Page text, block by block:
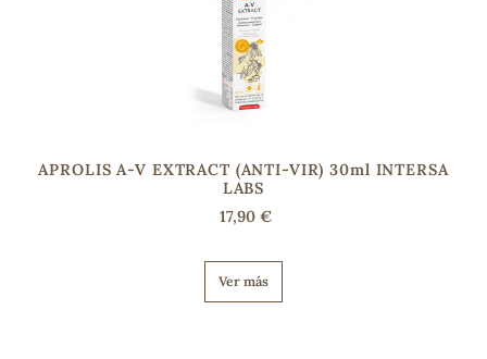
APROLIS A-V EXTRACT (ANTI-VIR) 30ml INTERSA
LABS
17,90 €
Ver más